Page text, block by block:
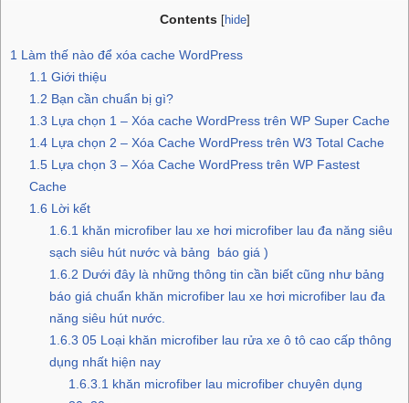
Contents [hide]
1 Làm thế nào để xóa cache WordPress
1.1 Giới thiệu
1.2 Bạn cần chuẩn bị gì?
1.3 Lựa chọn 1 – Xóa cache WordPress trên WP Super Cache
1.4 Lựa chọn 2 – Xóa Cache WordPress trên W3 Total Cache
1.5 Lựa chọn 3 – Xóa Cache WordPress trên WP Fastest
Cache
1.6 Lời kết
1.6.1 khăn microfiber lau xe hơi microfiber lau đa năng siêu
sạch siêu hút nước và bảng báo giá )
1.6.2 Dưới đây là những thông tin cần biết cũng như bảng
báo giá chuẩn khăn microfiber lau xe hơi microfiber lau đa
năng siêu hút nước.
1.6.3 05 Loại khăn microfiber lau rửa xe ô tô cao cấp thông
dụng nhất hiện nay
1.6.3.1 khăn microfiber lau microfiber chuyên dụng